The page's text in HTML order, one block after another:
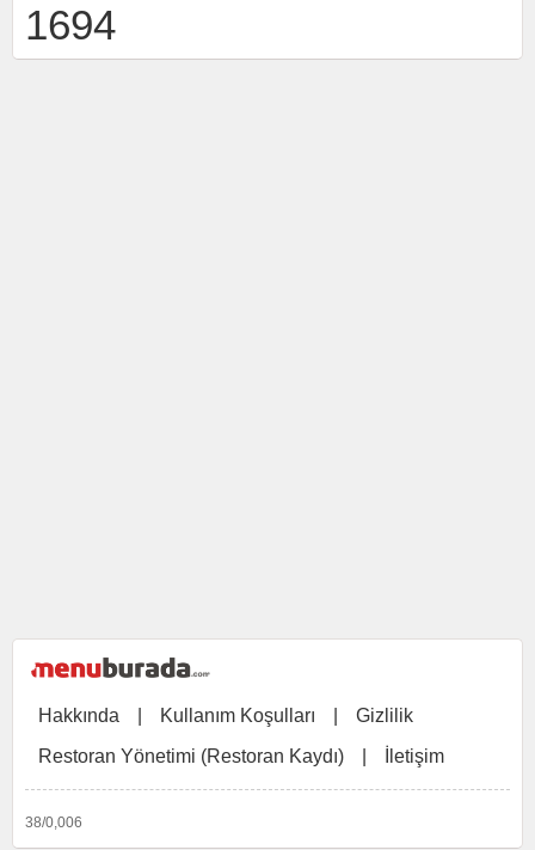
1694
Hakkında Kullanım Koşulları
Gizlilik
Restoran Yönetimi (Restoran Kaydı)
İletişim
38/0,006